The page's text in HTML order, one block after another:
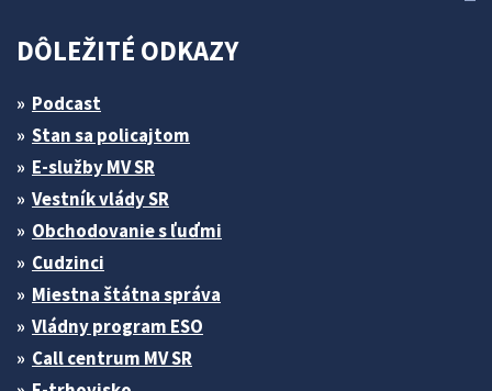
DÔLEŽITÉ ODKAZY
Podcast
Stan sa policajtom
E-služby MV SR
Vestník vlády SR
Obchodovanie s ľuďmi
Cudzinci
Miestna štátna správa
Vládny program ESO
Call centrum MV SR